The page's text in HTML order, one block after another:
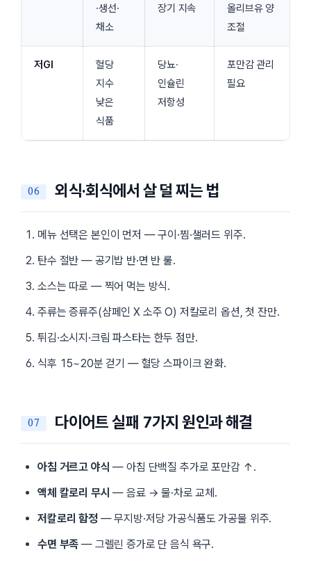
·생선·
채소
장기 지속
올리브유 양
조절
저GI
혈당
지수
낮은
식품
당뇨·
인슐린
저항성
포만감 관리
필요
외식·회식에서 살 덜 찌는 법
메뉴 선택은 본인이 먼저 — 구이·찜·샐러드 위주.
탄수 절반 — 공기밥 반·면 반 룰.
소스는 따로 — 찍어 먹는 방식.
주류는 증류주(샴페인 X 소주 O) 저칼로리 옵션, 첫 잔만.
튀김·소시지·크림 파스타는 한두 점만.
식후 15~20분 걷기 — 혈당 스파이크 완화.
다이어트 실패 7가지 원인과 해결
아침 거르고 야식 — 아침 단백질 추가로 포만감 ↑.
액체 칼로리 무시 — 음료 → 물·차로 교체.
저칼로리 함정— 무지방·저당 가공식품도 가공물 위주.
수면 부족 — 그렐린 증가로 단 음식 욕구.